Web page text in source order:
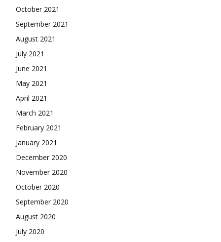
October 2021
September 2021
August 2021
July 2021
June 2021
May 2021
April 2021
March 2021
February 2021
January 2021
December 2020
November 2020
October 2020
September 2020
August 2020
July 2020